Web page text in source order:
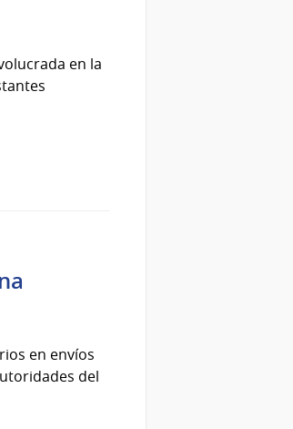
en la
en envíos
del